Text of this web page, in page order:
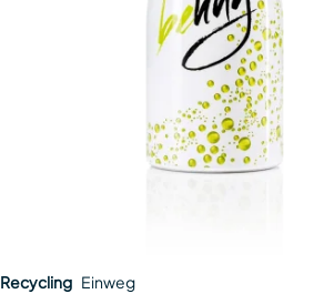
Recycling Einweg